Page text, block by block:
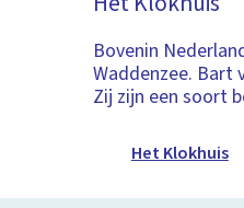
Bovenin
Waddenzee. Bart
Zij zijn een soort
Het Klokhuis